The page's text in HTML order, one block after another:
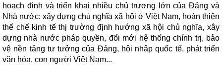
hoạch định và triển khai nhiều chủ trương lớn của Đảng và
Nhà nước: xây dựng chủ nghĩa xã hội ở Việt Nam, hoàn thiện
thể chế kinh tế thị trường định hướng xã hội chủ nghĩa, xây
dựng nhà nước pháp quyền, đổi mới hệ thống chính trị, bảo
vệ nền tảng tư tưởng của Đảng, hội nhập quốc tế, phát triển
văn hóa, con người Việt Nam...